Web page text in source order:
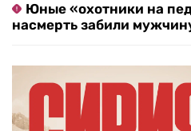
Юные «охотники на
насмерть забили